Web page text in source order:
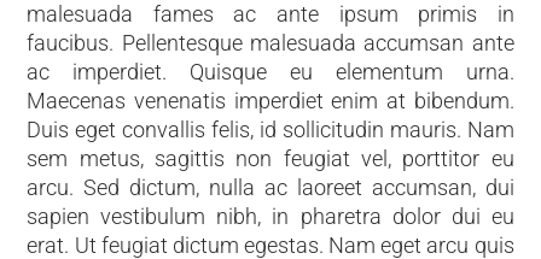
malesuada fames ac ante ipsum primis in
faucibus. Pellentesque malesuada accumsan ante
ac imperdiet. Quisque eu elementum urna.
Maecenas venenatis imperdiet enim at bibendum.
Duis eget convallis felis, id sollicitudin mauris. Nam
sem metus, sagittis non feugiat vel, porttitor eu
arcu. Sed dictum, nulla ac laoreet accumsan, dui
sapien vestibulum nibh, in pharetra dolor dui eu
erat. Ut feugiat dictum egestas. Nam eget arcu quis